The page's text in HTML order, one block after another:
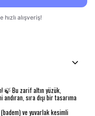
🍃 Bu zarif altın yüzük,
sıra dışı bir tasarıma
(badem) ve yuvarlak kesimli